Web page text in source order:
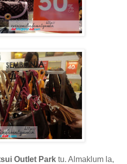
Outlet Park tu. Almaklum la,